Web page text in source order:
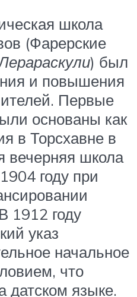
школа
(Фарерские
) был
и повышения
Первые
основаны как
в Торсхавне в
вечерняя школа
году при
1912 году
указ
начальное
что
датском языке.